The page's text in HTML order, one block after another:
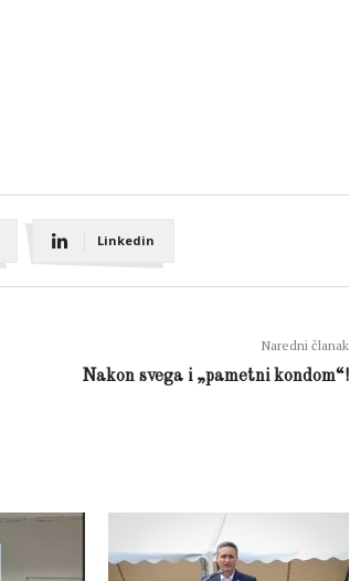
Linkedin
Naredni članak
Nakon svega i „pametni kondom“!